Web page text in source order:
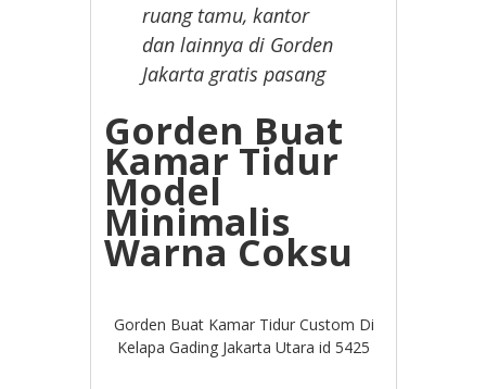
ruang tamu, kantor
dan lainnya di Gorden
Jakarta gratis pasang
Gorden Buat
Kamar Tidur
Model
Minimalis
Warna Coksu
Gorden Buat Kamar Tidur Custom Di
Kelapa Gading Jakarta Utara id 5425